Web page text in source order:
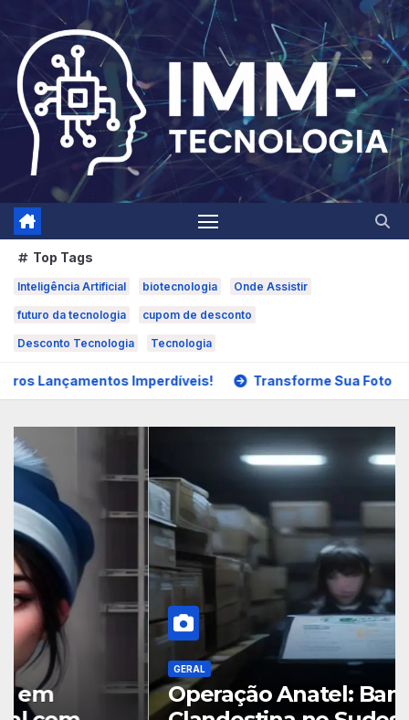
to
content
Top Tags
Inteligência Artificial biotecnologia Onde Assistir
futuro da tecnologia cupom de desconto
Desconto Tecnologia Tecnologia
Imperdíveis! Transforme Sua Foto em Caricatura
GERAL
Operação Anatel: Banda Larga